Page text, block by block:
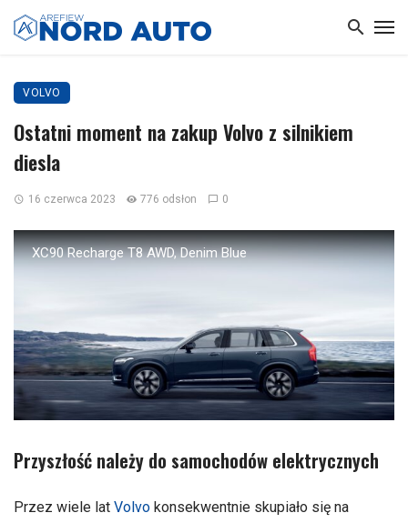
VOLVO
Ostatni moment na zakup Volvo z silnikiem
diesla
16 czerwca 2023 776 odsłon 0
XC90 Recharge T8 AWD, Denim Blue
Przyszłość należy do samochodów elektrycznych
Przez wiele lat Volvo konsekwentnie skupiało się na